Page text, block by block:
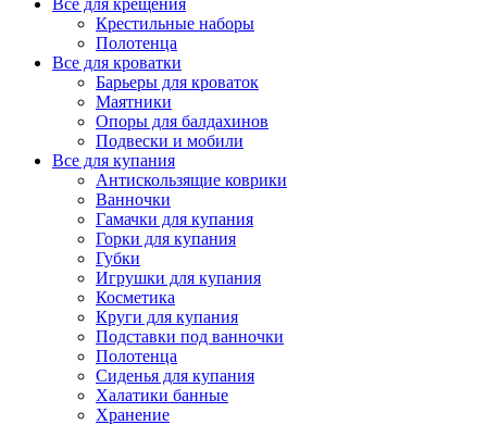
Всё для крещения
Крестильные наборы
Полотенца
Все для кроватки
Барьеры для кроваток
Маятники
Опоры для балдахинов
Подвески и мобили
Все для купания
Антискользящие коврики
Ванночки
Гамачки для купания
Горки для купания
Губки
Игрушки для купания
Косметика
Круги для купания
Подставки под ванночки
Полотенца
Сиденья для купания
Халатики банные
Хранение